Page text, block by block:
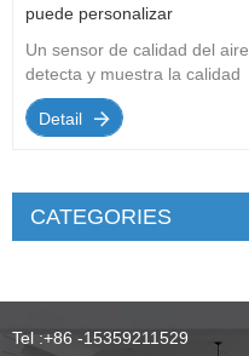
puede personalizar
Un sensor de calidad del aire
detecta y muestra la calidad
del aire interior en tiempo
real. La filtraci&oacute;n de
tambi&eacute;n gracias al
filtro HEPA 13.
Detail
CATEGORIES
Tel :+86 -15359211529